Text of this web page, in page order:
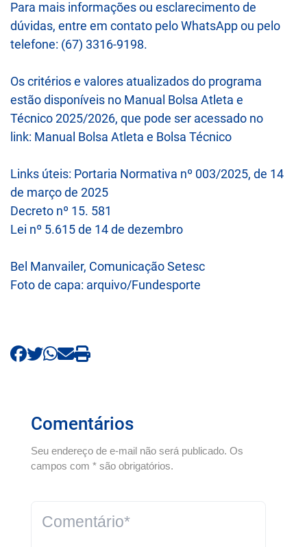
Para mais informações ou esclarecimento de
dúvidas, entre em contato pelo WhatsApp ou pelo
telefone: (67) 3316-9198.
Os critérios e valores atualizados do programa
estão disponíveis no Manual Bolsa Atleta e
Técnico 2025/2026, que pode ser acessado no
link: Manual Bolsa Atleta e Bolsa Técnico
Links úteis: Portaria Normativa nº 003/2025, de 14
de março de 2025
Decreto nº 15. 581
Lei nº 5.615 de 14 de dezembro
Bel Manvailer, Comunicação Setesc
Foto de capa: arquivo/Fundesporte
Comentários
Seu endereço de e-mail não será publicado. Os
campos com * são obrigatórios.